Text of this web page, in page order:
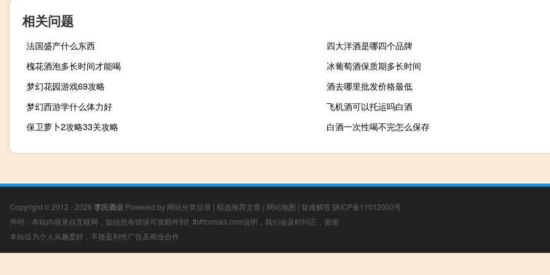
相关问题
法国盛产什么东西
四大洋酒是哪四个品牌
槐花酒泡多长时间才能喝
冰葡萄酒保质期多长时间
梦幻花园游戏69攻略
酒去哪里批发价格最低
梦幻西游学什么体力好
飞机酒可以托运吗白酒
保卫萝卜2攻略33关攻略
白酒一次性喝不完怎么保存
Copyright © 2012 - 2026 李氏酒业 Powered by 网站分类目录 | 精选推荐文章 | 网站地图 | 疑难解答 陕ICP备11012000号
声明：本站内容来自互联网，如信息有错误可发邮件到f_fb#foxmail.com说明，我们会及时纠正，谢谢
本站仅为个人兴趣爱好，不接盈利性广告及商业合作